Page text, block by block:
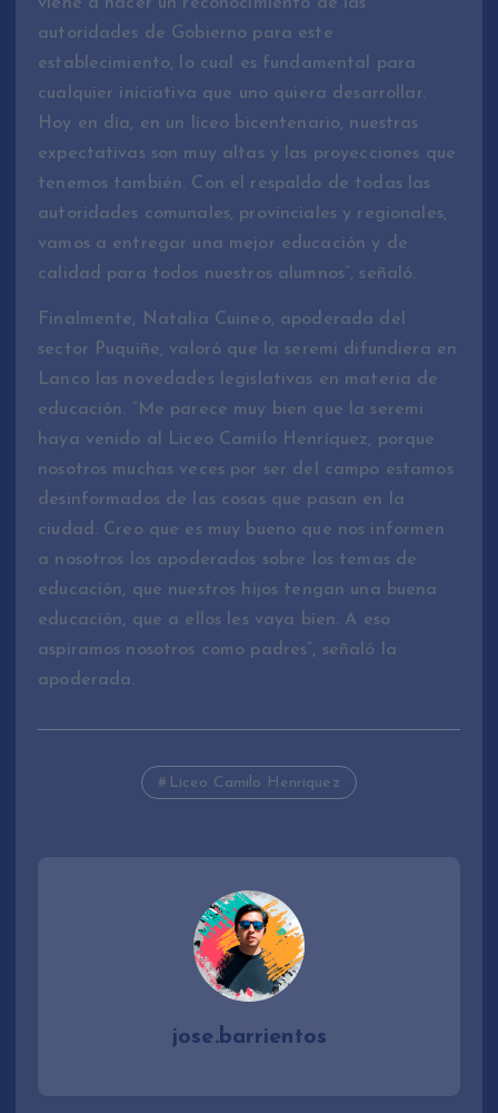
viene a hacer un reconocimiento de las
autoridades de Gobierno para este
establecimiento, lo cual es fundamental para
cualquier iniciativa que uno quiera desarrollar.
Hoy en día, en un liceo bicentenario, nuestras
expectativas son muy altas y las proyecciones que
tenemos también. Con el respaldo de todas las
autoridades comunales, provinciales y regionales,
vamos a entregar una mejor educación y de
calidad para todos nuestros alumnos”, señaló.
Finalmente, Natalia Cuineo, apoderada del
sector Puquiñe, valoró que la seremi difundiera en
Lanco las novedades legislativas en materia de
educación. “Me parece muy bien que la seremi
haya venido al Liceo Camilo Henríquez, porque
nosotros muchas veces por ser del campo estamos
desinformados de las cosas que pasan en la
ciudad. Creo que es muy bueno que nos informen
a nosotros los apoderados sobre los temas de
educación, que nuestros hijos tengan una buena
educación, que a ellos les vaya bien. A eso
aspiramos nosotros como padres”, señaló la
apoderada.
Liceo Camilo Henriquez
jose.barrientos